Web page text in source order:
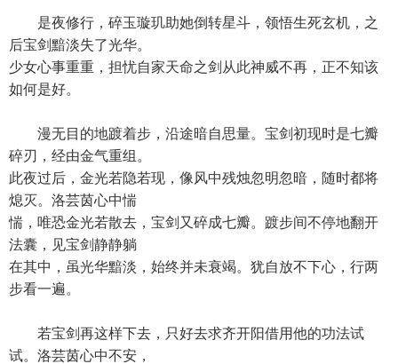
是夜修行，碎玉璇玑助她倒转星斗，领悟生死玄机，之
后宝剑黯淡失了光华。
少女心事重重，担忧自家天命之剑从此神威不再，正不知该
如何是好。
漫无目的地踱着步，沿途暗自思量。宝剑初现时是七瓣
碎刃，经由金气重组。
此夜过后，金光若隐若现，像风中残烛忽明忽暗，随时都将
熄灭。洛芸茵心中惴
惴，唯恐金光若散去，宝剑又碎成七瓣。踱步间不停地翻开
法囊，见宝剑静静躺
在其中，虽光华黯淡，始终并未衰竭。犹自放不下心，行两
步看一遍。
若宝剑再这样下去，只好去求齐开阳借用他的功法试
试。洛芸茵心中不安，